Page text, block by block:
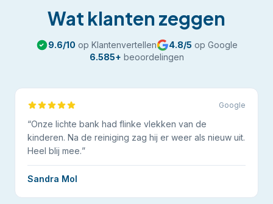
Wat klanten zeggen
9.6/10 op Klantenvertellen 4.8/5 op Google
6.585+ beoordelingen
Google
“Onze lichte bank had flinke vlekken van de
kinderen. Na de reiniging zag hij er weer als nieuw uit.
Heel blij mee.”
Sandra Mol